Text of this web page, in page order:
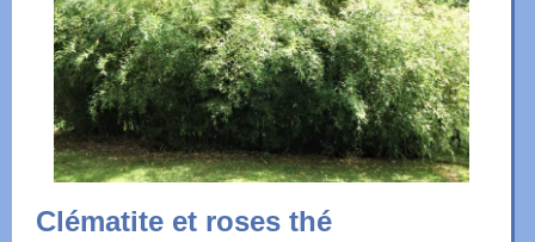
Clématite et roses thé